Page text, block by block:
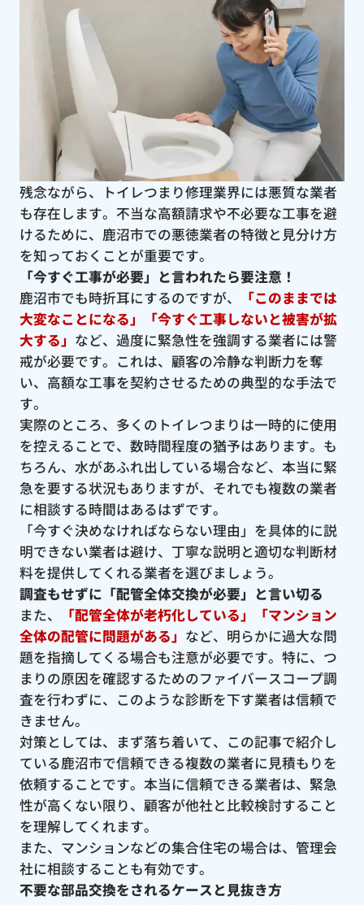
残念ながら、トイレつまり修理業界には悪質な業者
も存在します。不当な高額請求や不必要な工事を避
けるために、鹿沼市での悪徳業者の特徴と見分け方
を知っておくことが重要です。
「今すぐ工事が必要」と言われたら要注意！
鹿沼市でも時折耳にするのですが、
「このままでは
大変なことになる」「今すぐ工事しないと被害が拡
大する」 など、過度に緊急性を強調する業者には警
戒が必要です。これは、顧客の冷静な判断力を奪
い、高額な工事を契約させるための典型的な手法で
す。
実際のところ、多くのトイレつまりは一時的に使用
を控えることで、数時間程度の猶予はあります。も
ちろん、水があふれ出している場合など、本当に緊
急を要する状況もありますが、それでも複数の業者
に相談する時間はあるはずです。
「今すぐ決めなければならない理由」を具体的に説
明できない業者は避け、丁寧な説明と適切な判断材
料を提供してくれる業者を選びましょう。
調査もせずに「配管全体交換が必要」と言い切る
また、
「配管全体が老朽化している」「マンション
全体の配管に問題がある」 など、明らかに過大な問
題を指摘してくる場合も注意が必要です。特に、つ
まりの原因を確認するためのファイバースコープ調
査を行わずに、このような診断を下す業者は信頼で
きません。
対策としては、まず落ち着いて、この記事で紹介し
ている鹿沼市で信頼できる複数の業者に見積もりを
依頼することです。本当に信頼できる業者は、緊急
性が高くない限り、顧客が他社と比較検討すること
を理解してくれます。
また、マンションなどの集合住宅の場合は、管理会
社に相談することも有効です。
不要な部品交換をされるケースと見抜き方